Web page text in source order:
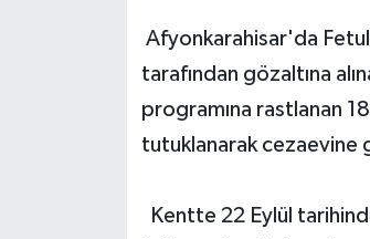
Afyonkarahisar'da
tarafından gözaltına
programına rastlanan
tutuklanarak cezaevine
Kentte 22 Eylül